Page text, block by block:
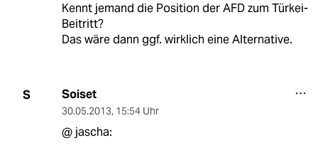
Kennt jemand die Position der AFD zum Türkei-
Beitritt?
Das wäre dann ggf. wirklich eine Alternative.
S Soiset
30.05.2013, 15:54 Uhr
@ jascha: